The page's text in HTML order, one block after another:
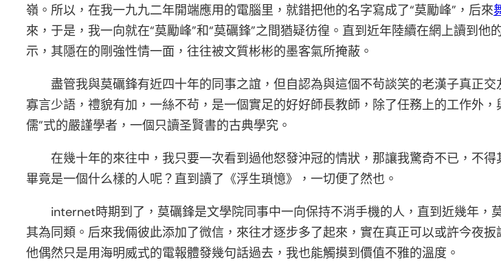
嶺。所以，在我一九九二年開端應用的電腦里，就錯把他的名字寫成了“莫勵峰”，后來
來，于是，我一向就在“莫勵峰”和“莫礪鋒”之間猶疑彷徨。直到近年陸續在網上讀到
示，其隱在的剛強性情一面，往往被文質彬彬的墨客氣所掩蔽。
盡管我與莫礪鋒有近四十年的同事之誼，但自認為與這個不茍談笑的老漢子真正
寡言少語，禮貌有加，一絲不茍，是一個實足的好好師長教師，除了任務上的工作外
儒”式的嚴謹學者，一個只讀圣賢書的古典學究。
在幾十年的來往中，我只要一次看到過他怒發沖冠的情狀，那讓我驚奇不已，不
畢竟是一個什么樣的人呢？直到讀了《浮生瑣憶》，一切便了然也。
internet時期到了，莫礪鋒是文學院同事中一向保持不消手機的人，直到近幾年
其為同類。后來我倆彼此添加了微信，來往才逐步多了起來，實在真正可以或許今夜
他偶然只是用海明威式的電報體發幾句話過去，我也能觸摸到價值不雅的溫度。